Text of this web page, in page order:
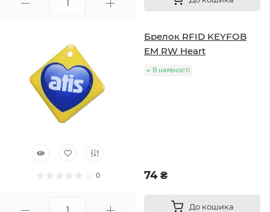
0
Брелок RFID KEYFOB
EM RW Heart
В наявності
74 ₴
До кошика